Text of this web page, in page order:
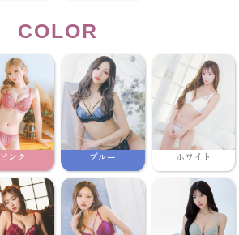
COLOR
ピンク ブルー ホワイト